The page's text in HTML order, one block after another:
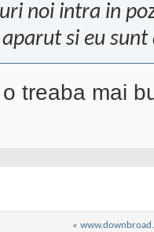
noi intra in
si eu
treaba mai
«